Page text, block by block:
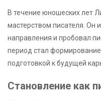
В течение юношеских лет
мастерством писателя. Он
направления и пробовал
период стал
подготовкой к будущей
Становление как